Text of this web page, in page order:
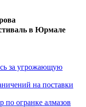
в Юрмале
за угрожающую
на поставки
по огранке алмазов